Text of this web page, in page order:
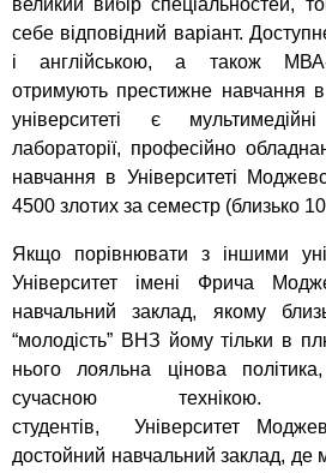
великий вибір спеціальностей,
себе відповідний варіант.
і англійською, а також МВА-
отримують престижне навчання
університеті є
лабораторії, професійно
навчання в Університеті
4500 злотих за семестр (близько
Якщо порівнювати з іншими
Університет імені Фрича
навчальний заклад, якому
“молодість” ВНЗ йому тільки в
нього лояльна цінова політика,
сучасною
студентів, Університет
достойний навчальний заклад, де